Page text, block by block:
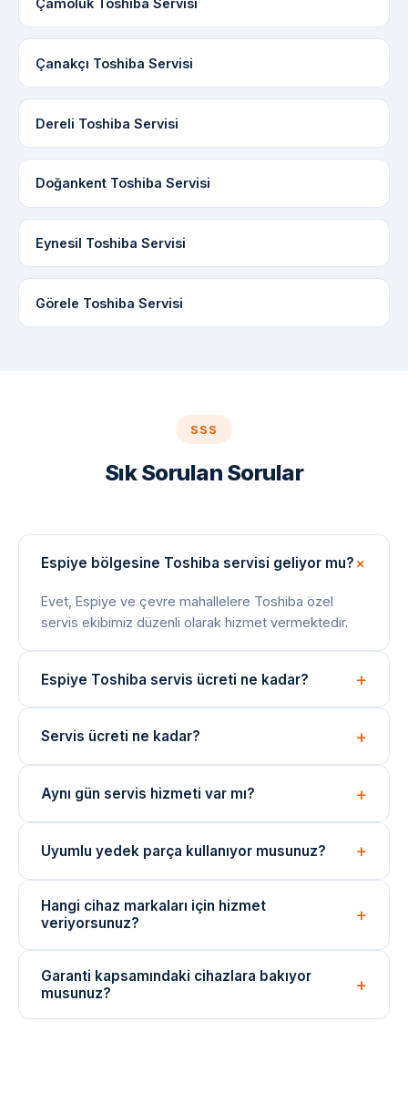
Çamoluk Toshiba Servisi
Çanakçı Toshiba Servisi
Dereli Toshiba Servisi
Doğankent Toshiba Servisi
Eynesil Toshiba Servisi
Görele Toshiba Servisi
SSS
Sık Sorulan Sorular
Espiye bölgesine Toshiba servisi geliyor mu?
Evet, Espiye ve çevre mahallelere Toshiba özel
servis ekibimiz düzenli olarak hizmet vermektedir.
Espiye Toshiba servis ücreti ne kadar?
göre değişir; işlem öncesi net fiyat bilgisi paylaşılır.
Servis ücreti ne kadar?
ve değişen parçaya göre belirlenir. İşlem öncesi fiyat
Aynı gün servis hizmeti var mı?
ekibimizi yönlendirebiliyoruz. Acil durumlar için çağrı
Uyumlu yedek parça kullanıyor musunuz?
yedek parçalar kullanılmaktadır. Parça değişimlerinde
garanti verilir.
Hangi cihaz markaları için hizmet
veriyorsunuz?
daha birçok marka cihazı için bağımsız teknik servis
hizmeti sunuyoruz.
Garanti kapsamındaki cihazlara bakıyor
musunuz?